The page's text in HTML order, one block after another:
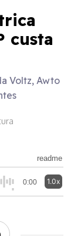
custa
Voltz, Awto
readme
0:00 1.0x